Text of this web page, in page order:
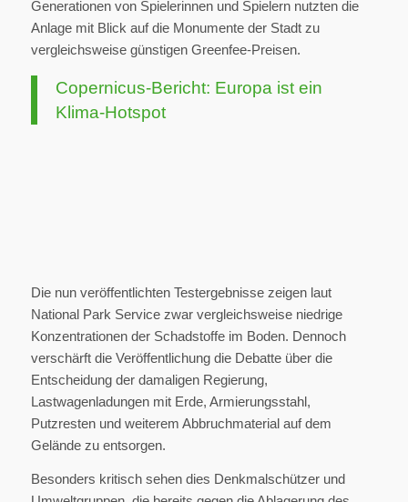
Generationen von Spielerinnen und Spielern nutzten die
Anlage mit Blick auf die Monumente der Stadt zu
vergleichsweise günstigen Greenfee-Preisen.
Copernicus-Bericht: Europa ist ein
Klima-Hotspot
Die nun veröffentlichten Testergebnisse zeigen laut
National Park Service zwar vergleichsweise niedrige
Konzentrationen der Schadstoffe im Boden. Dennoch
verschärft die Veröffentlichung die Debatte über die
Entscheidung der damaligen Regierung,
Lastwagenladungen mit Erde, Armierungsstahl,
Putzresten und weiterem Abbruchmaterial auf dem
Gelände zu entsorgen.
Besonders kritisch sehen dies Denkmalschützer und